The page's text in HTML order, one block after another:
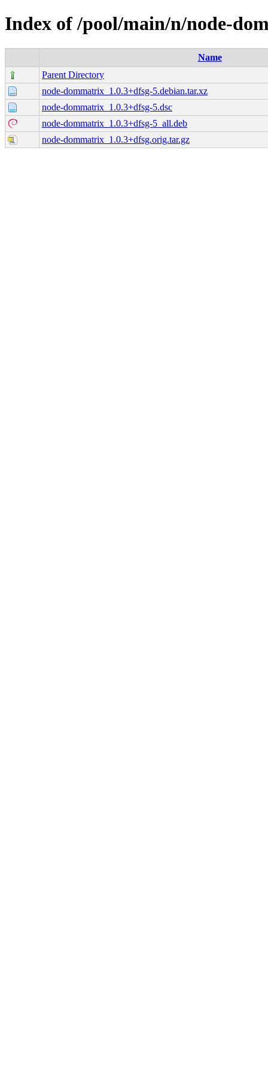
Index of /pool/main/n/node-
Name
Parent Directory
node-dommatrix_1.0.3+dfsg-5.debian.tar.xz
node-dommatrix_1.0.3+dfsg-5.dsc
node-dommatrix_1.0.3+dfsg-5_all.deb
node-dommatrix_1.0.3+dfsg.orig.tar.gz